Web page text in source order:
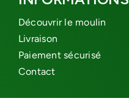
Découvrir le moulin
Livraison
Paiement sécurisé
Contact